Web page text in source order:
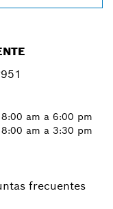
8:00 am a 6:00 pm
8:00 am a 3:30 pm
frecuentes